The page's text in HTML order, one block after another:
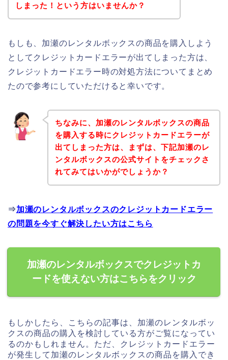
しまった！という方はいませんか？
もしも、加瀬のレンタルボックスの商品を購入しよう
としてクレジットカードエラーが出てしまった方は、
クレジットカードエラー時の対処方法についてまとめ
たので参考にしていただけると幸いです。
ちなみに、加瀬のレンタルボックスの商品
を購入する時にクレジットカードエラーが
出てしまった方は、まずは、下記加瀬のレ
ンタルボックスの公式サイトをチェックさ
れてみてはいかがでしょうか？
⇒加瀬のレンタルボックスのクレジットカードエラー
の問題を今すぐ解決したい方はこちら
加瀬のレンタルボックスでクレジットカ
ードを使えない方はこちらをクリック
もしかしたら、こちらの記事は、加瀬のレンタルボッ
クスの商品の購入を検討している方がご覧になってい
るのかもしれません。ただ、クレジットカードエラー
が発生して加瀬のレンタルボックスの商品を購入でき